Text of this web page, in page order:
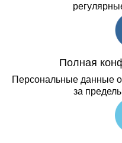
Полная
Персональные данные о
за